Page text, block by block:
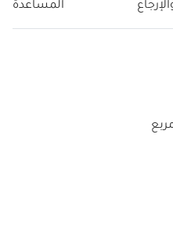
المساعدة